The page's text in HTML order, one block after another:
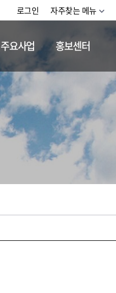
로그인 자주찾는 메뉴
주요사업 홍보센터